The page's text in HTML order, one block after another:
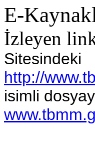
E-
İzleyen
Sitesindeki
http://
isimli